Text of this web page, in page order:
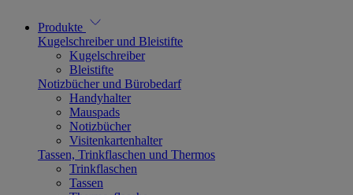
Produkte
Kugelschreiber und Bleistifte
Kugelschreiber
Bleistifte
Notizbücher und Bürobedarf
Handyhalter
Mauspads
Notizbücher
Visitenkartenhalter
Tassen, Trinkflaschen und Thermos
Trinkflaschen
Tassen